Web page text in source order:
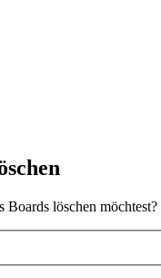
Boards löschen möchtest?